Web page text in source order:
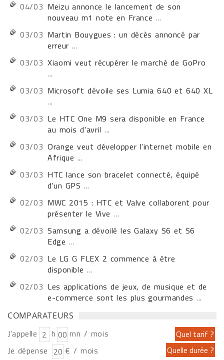
04/03 Meizu annonce le lancement de son
nouveau m1 note en France ...
03/03 Martin Bouygues : un décès annoncé par
erreur ...
03/03 Xiaomi veut récupérer le marché de GoPro
...
03/03 Microsoft dévoile ses Lumia 640 et 640 XL
...
03/03 Le HTC One M9 sera disponible en France
au mois d'avril ...
03/03 Orange veut développer l'internet mobile en
Afrique ...
03/03 HTC lance son bracelet connecté, équipé
d'un GPS ...
02/03 MWC 2015 : HTC et Valve collaborent pour
présenter le Vive ...
02/03 Samsung a dévoilé les Galaxy S6 et S6
Edge ...
02/03 Le LG G FLEX 2 commence à être
disponible ...
02/03 Les applications de jeux, de musique et de
e-commerce sont les plus gourmandes...
COMPARATEURS
J'appelle h
mn / mois
Je dépense
€ / mois